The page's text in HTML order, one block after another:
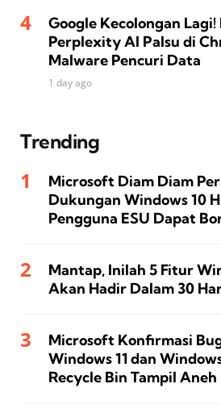
Google Kecolongan Lagi!
Perplexity AI Palsu di
Malware Pencuri Data
1 day ago
Trending
Microsoft Diam Diam
Dukungan Windows 10
Pengguna ESU Dapat
Mantap, Inilah 5 Fitur
Akan Hadir Dalam 30
Microsoft Konfirmasi
Windows 11 dan
Recycle Bin Tampil Aneh